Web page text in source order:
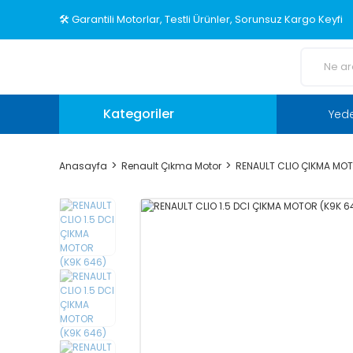
🛠️ Garantili Motorlar, Testli Ürünler, Sorunsuz Kargo Keyfi
Kategoriler
Anasayfa Renault Çıkma Motor RENAULT CLIO ÇIKMA